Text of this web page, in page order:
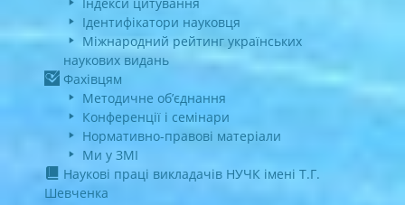
Ідентифікатори науковця
Міжнародний рейтинг українських
наукових видань
Фахівцям
Методичне об’єднання
Конференції і семінари
Нормативно-правові матеріали
Ми у ЗМІ
Наукові праці викладачів НУЧК імені Т.Г.
Шевченка